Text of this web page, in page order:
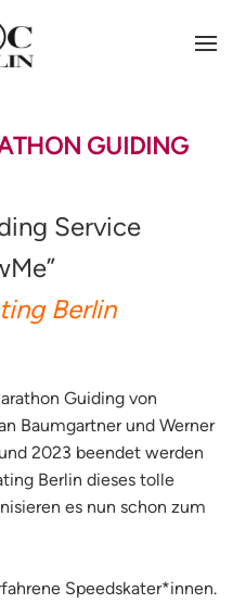
GUIDING
Service
Berlin
Guiding von
Baumgartner und Werner
2023 beendet werden
Berlin dieses tolle
es nun schon zum
Speedskater*innen.